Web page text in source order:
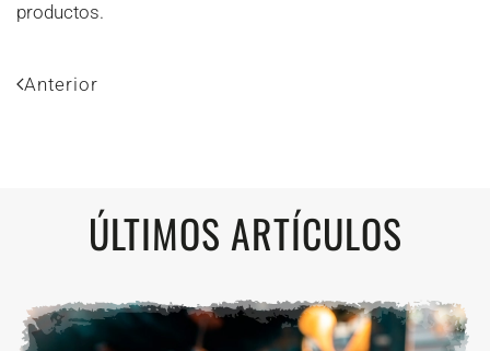
productos.
Anterior
ÚLTIMOS ARTÍCULOS